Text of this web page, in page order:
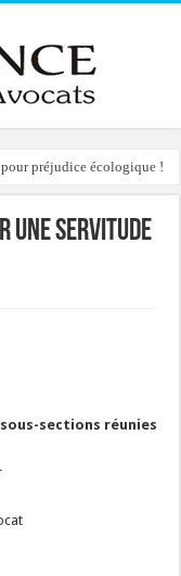
préjudice écologique !
une servitude
sections réunies